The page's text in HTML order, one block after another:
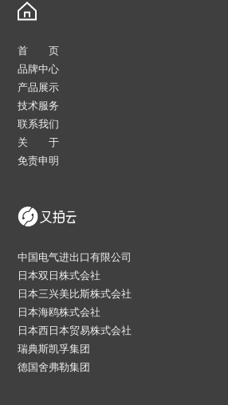
首 页
品牌中心
产品展示
技术服务
联系我们
关 于
免责申明
中国电气进出口有限公司
日本双日株式会社
日本三兴美比斯株式会社
日本海鸥株式会社
日本西日本贸易株式会社
瑞典斯凯孚集团
德国舍弗勒集团